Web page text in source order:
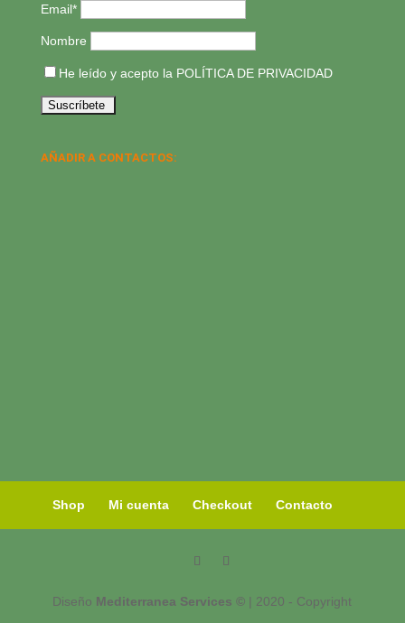
Email*
Nombre
He leído y acepto la POLÍTICA DE PRIVACIDAD
AÑADIR A CONTACTOS:
Shop Mi cuenta Checkout Contacto
Diseño Mediterranea Services © | 2020 - Copyright